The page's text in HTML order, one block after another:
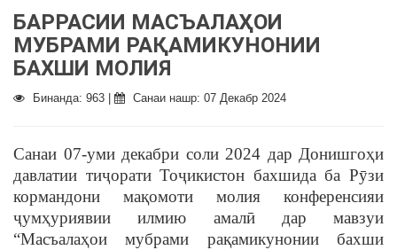
БАРРАСИИ МАСЪАЛАҲОИ
МУБРАМИ РАҚАМИКУНОНИИ
БАХШИ МОЛИЯ
Бинанда: 963 | Санаи нашр: 07 Декабр 2024
Санаи 07-уми декабри соли 2024 дар Донишгоҳи
давлатии тиҷорати Тоҷикистон бахшида ба Рӯзи
кормандони мақомоти молия конференсияи
ҷумҳуриявии илмию амалӣ дар мавзуи
“Масъалаҳои мубрами рақамикунонии бахши